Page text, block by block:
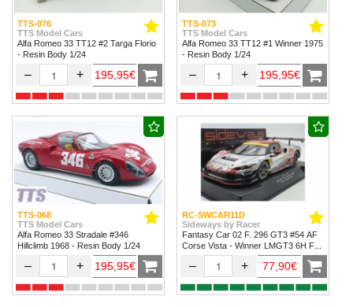
TTS-076
TTS Model Cars
Alfa Romeo 33 TT12 #2 Targa Florio
- Resin Body 1/24
– + 195,95€
TTS-073
TTS Model Cars
Alfa Romeo 33 TT12 #1 Winner 1975
- Resin Body 1/24
– + 195,95€
TTS-068
TTS Model Cars
Alfa Romeo 33 Stradale #346
Hillclimb 1968 - Resin Body 1/24
– + 195,95€
RC-SWCAR11D
Sideways by Racer
Fantasy Car 02 F. 296 GT3 #54 AF
Corse Vista - Winner LMGT3 6H Fuji
– + 77,90€